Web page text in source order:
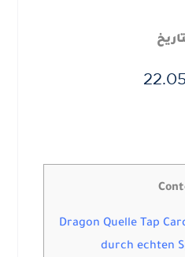
Dragon Quelle Tap
durch echten